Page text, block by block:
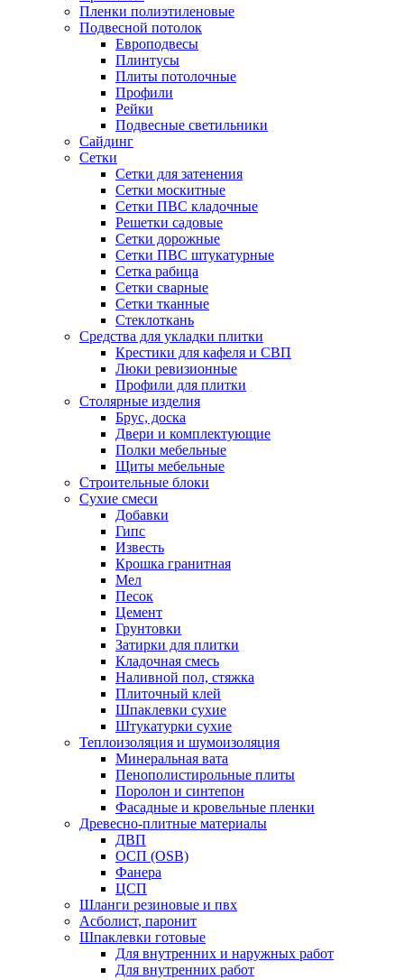
Пленки полиэтиленовые
Подвесной потолок
Европодвесы
Плинтусы
Плиты потолочные
Профили
Рейки
Подвесные светильники
Сайдинг
Сетки
Сетки для затенения
Сетки москитные
Сетки ПВС кладочные
Решетки садовые
Сетки дорожные
Сетки ПВС штукатурные
Сетка рабица
Сетки сварные
Сетки тканные
Стеклоткань
Средства для укладки плитки
Крестики для кафеля и СВП
Люки ревизионные
Профили для плитки
Столярные изделия
Брус, доска
Двери и комплектующие
Полки мебельные
Щиты мебельные
Строительные блоки
Сухие смеси
Добавки
Гипс
Известь
Крошка гранитная
Мел
Песок
Цемент
Грунтовки
Затирки для плитки
Кладочная смесь
Наливной пол, стяжка
Плиточный клей
Шпаклевки сухие
Штукатурки сухие
Теплоизоляция и шумоизоляция
Минеральная вата
Пенополистирольные плиты
Поролон и синтепон
Фасадные и кровельные пленки
Древесно-плитные материалы
ДВП
ОСП (OSB)
Фанера
ЦСП
Шланги резиновые и пвх
Асболист, паронит
Шпаклевки готовые
Для внутренних и наружных работ
Для внутренних работ